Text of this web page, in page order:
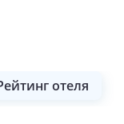
рейтинг отеля